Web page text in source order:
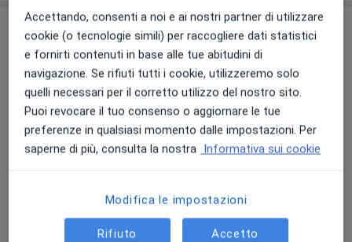
Prestazioni e prezzi
Prima visita angiologica
100 € Dettagli Prenota una visita
Scleroterapia
Dettagli Prenota una visita
Visita angiologica
Dettagli Prenota una visita
Accettando, consenti a noi e ai nostri partner di utilizzare
cookie (o tecnologie simili) per raccogliere dati statistici
e fornirti contenuti in base alle tue abitudini di
navigazione. Se rifiuti tutti i cookie, utilizzeremo solo
quelli necessari per il corretto utilizzo del nostro sito.
Puoi revocare il tuo consenso o aggiornare le tue
preferenze in qualsiasi momento dalle impostazioni. Per
saperne di più, consulta la nostra Informativa sui cookie
Modifica le impostazioni
Rifiuto Accetto